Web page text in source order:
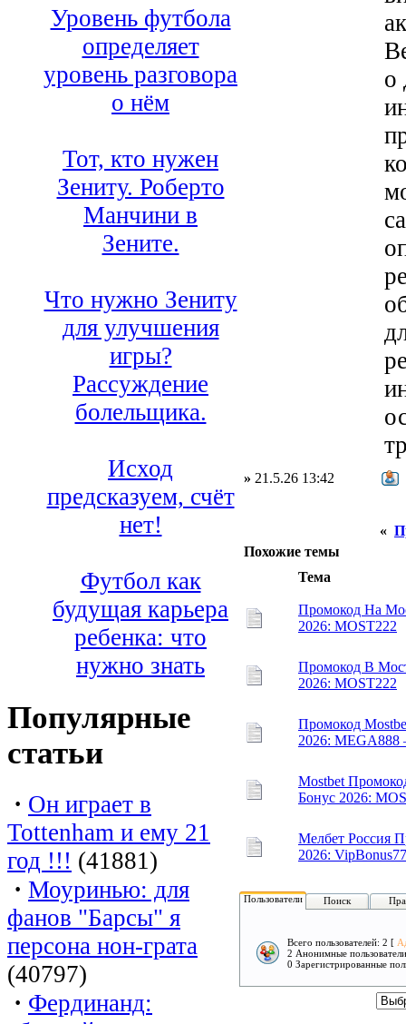
Уровень футбола
определяет
уровень разговора
о нём
Тот, кто нужен
Зениту. Роберто
Манчини в
Зените.
Что нужно Зениту
для улучшения
игры?
Рассуждение
болельщика.
Исход
предсказуем, счёт
нет!
Футбол как
будущая карьера
ребенка: что
нужно знать
Популярные
статьи
· Он играет в
Tottenham и ему 21
год !!! (41881)
· Моуринью: для
фанов "Барсы" я
персона нон-грата
(40797)
· Фердинанд:
о
» 21.5.26 13:42
«
Похожие темы
Тема
Промокод На
2026: MOST222
Промокод В
2026: MOST222
Промокод
2026:
Mostbet
Бонус 2026:
Мелбет Россия
2026:
Пользователи Поиск
Всего пользователей: 2 [
2 Анонимные пользователи
0 Зарегистрированные